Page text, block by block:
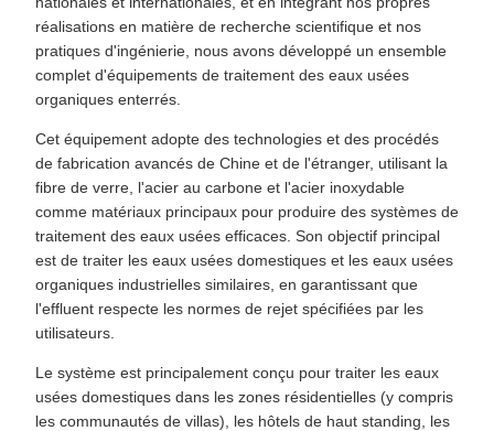
réalisations en matière de recherche scientifique et nos
pratiques d'ingénierie, nous avons développé un ensemble
complet d'équipements de traitement des eaux usées
organiques enterrés.
Cet équipement adopte des technologies et des procédés
de fabrication avancés de Chine et de l'étranger, utilisant la
fibre de verre, l'acier au carbone et l'acier inoxydable
comme matériaux principaux pour produire des systèmes de
traitement des eaux usées efficaces. Son objectif principal
est de traiter les eaux usées domestiques et les eaux usées
organiques industrielles similaires, en garantissant que
l'effluent respecte les normes de rejet spécifiées par les
utilisateurs.
Le système est principalement conçu pour traiter les eaux
usées domestiques dans les zones résidentielles (y compris
les communautés de villas), les hôtels de haut standing, les